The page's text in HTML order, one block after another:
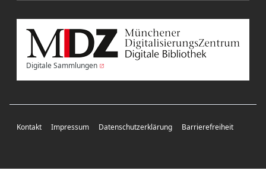
Digitale Sammlungen
Kontakt Impressum Datenschutzerklärung Barrierefreiheit